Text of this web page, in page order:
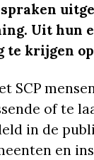
Uit
te krijgen
SCP
of te
in de
en